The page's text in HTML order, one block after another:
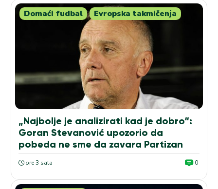
Domaći fudbal Evropska takmičenja
„Najbolje je analizirati kad je dobro“:
Goran Stevanović upozorio da
pobeda ne sme da zavara Partizan
pre 3 sata 0